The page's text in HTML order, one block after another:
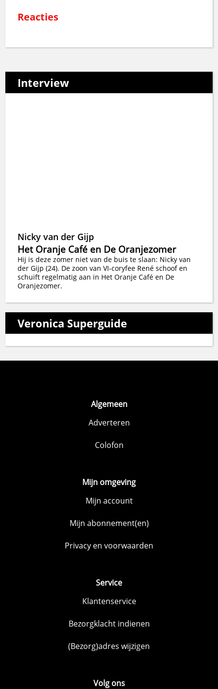
Reacties
Interview
Nicky van der Gijp
Het Oranje Café en De Oranjezomer
Hij is deze zomer niet van de buis te slaan: Nicky van
der Gijp (24). De zoon van VI-coryfee René schoof en
schuift regelmatig aan in Het Oranje Café en De
Oranjezomer.
Veronica Superguide
Algemeen
Adverteren
Colofon
Mijn omgeving
Mijn account
Mijn abonnement(en)
Privacy en voorwaarden
Service
Klantenservice
Bezorgklacht indienen
(Bezorg)adres wijzigen
Volg ons